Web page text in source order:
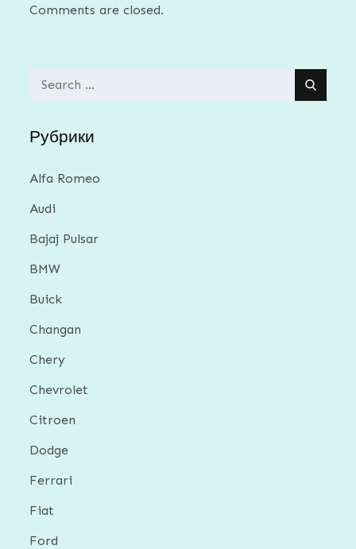
Comments are closed.
Search
Рубрики
Alfa Romeo
Audi
Bajaj Pulsar
BMW
Buick
Changan
Chery
Chevrolet
Citroen
Dodge
Ferrari
Fiat
Ford